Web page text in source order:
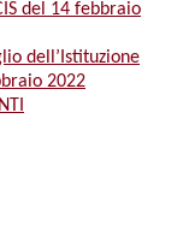
del 14 febbraio
dell’Istituzione
2022